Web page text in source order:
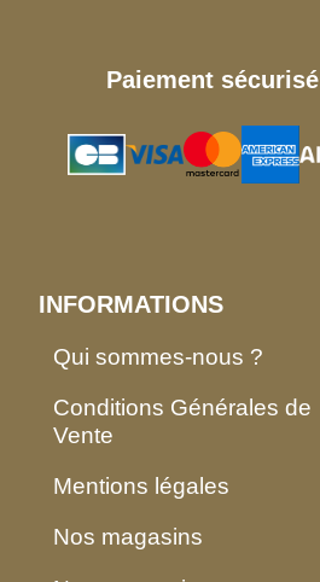
Paiement sécurisé
INFORMATIONS
Qui sommes-nous ?
Conditions Générales de
Vente
Mentions légales
Nos magasins